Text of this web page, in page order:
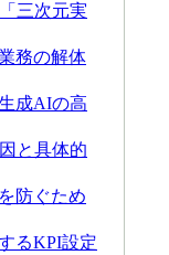
三次元実
務の解体
成AIの高
と具体的
防ぐため
るKPI設定